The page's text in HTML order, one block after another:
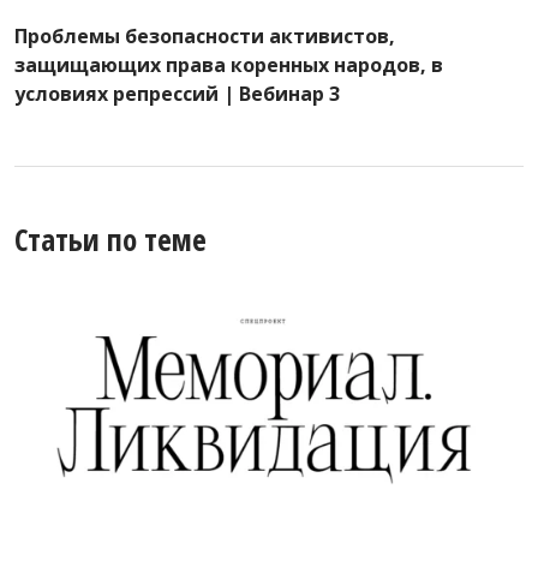
Проблемы безопасности активистов,
защищающих права коренных народов, в
условиях репрессий | Вебинар 3
Статьи по теме